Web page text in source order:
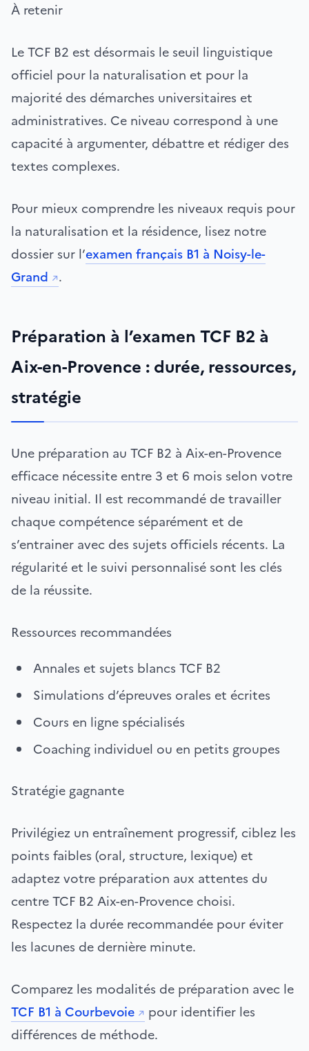
À retenir
Le TCF B2 est désormais le seuil linguistique
officiel pour la naturalisation et pour la
majorité des démarches universitaires et
administratives. Ce niveau correspond à une
capacité à argumenter, débattre et rédiger des
textes complexes.
Pour mieux comprendre les niveaux requis pour
la naturalisation et la résidence, lisez notre
dossier sur l’examen français B1 à Noisy-le-
Grand
.
Préparation à l’examen TCF B2 à
Aix-en-Provence : durée, ressources,
stratégie
Une préparation au TCF B2 à Aix-en-Provence
efficace nécessite entre 3 et 6 mois selon votre
niveau initial. Il est recommandé de travailler
chaque compétence séparément et de
s’entrainer avec des sujets officiels récents. La
régularité et le suivi personnalisé sont les clés
de la réussite.
Ressources recommandées
Annales et sujets blancs TCF B2
Simulations d’épreuves orales et écrites
Cours en ligne spécialisés
Coaching individuel ou en petits groupes
Stratégie gagnante
Privilégiez un entraînement progressif, ciblez les
points faibles (oral, structure, lexique) et
adaptez votre préparation aux attentes du
centre TCF B2 Aix-en-Provence choisi.
Respectez la durée recommandée pour éviter
les lacunes de dernière minute.
Comparez les modalités de préparation avec le
TCF B1 à Courbevoie
pour identifier les
différences de méthode.